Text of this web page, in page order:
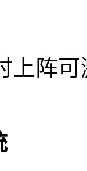
上阵